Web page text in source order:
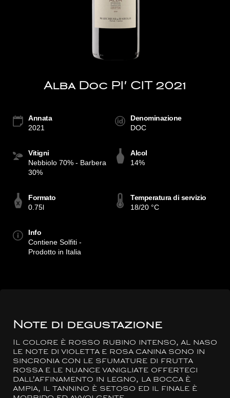
Alba Doc PI' CIT 2021
Annata
2021
Denominazione
DOC
Vitigni
Nebbiolo 70% - Barbera
30%
Alcol
14%
Formato
0.75l
Temperatura di servizio
18/20 °C
Info
Contiene Solfiti -
Prodotto in Italia
Note di degustazione
Il colore è rosso rubino intenso, al naso
le note di violetta e rosa canina sono in
sincronia con le sfumature di frutta
rossa e le nuance vanigliate offerteci
dall’affinamento in legno, la bocca è
ampia, il tannino è setoso ed il finale è